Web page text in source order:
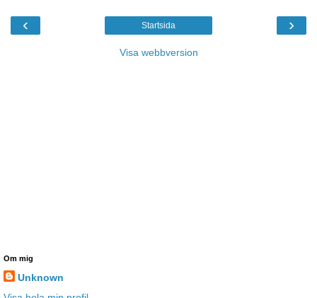
‹ ›
Startsida
Visa webbversion
Om mig
Unknown